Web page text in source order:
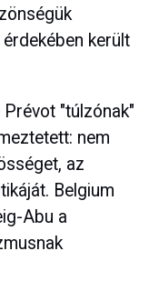
került
"túlzónak"
nem
az
Belgium
Abu a